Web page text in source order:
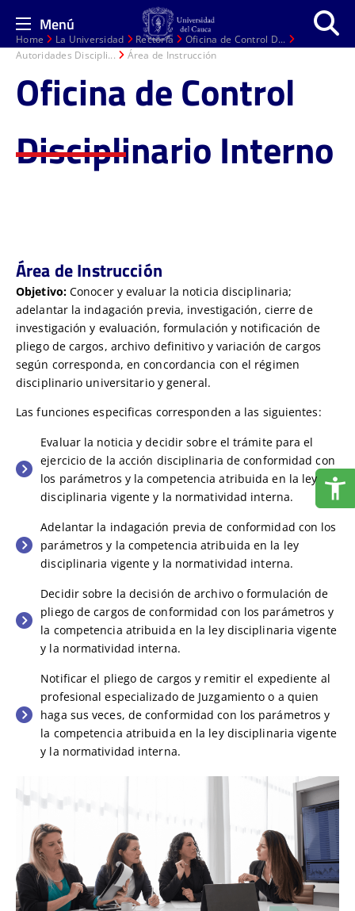
Menú
Home La Universidad Rectoría
Oficina de Control D...
Autoridades Discipli...
Área de Instrucción
Oficina de Control
Disciplinario Interno
Área de Instrucción
Objetivo:Conocer y evaluar la noticia disciplinaria;
adelantar la indagación previa, investigación, cierre de
investigación y evaluación, formulación y notificación de
pliego de cargos, archivo definitivo y variación de cargos
según corresponda, en concordancia con el régimen
disciplinario universitario y general.
Las funciones especificas corresponden a las siguientes:
Evaluar la noticia y decidir sobre el trámite para el
ejercicio de la acción disciplinaria de conformidad con
los parámetros y la competencia atribuida en la ley
disciplinaria vigente y la normatividad interna.
Adelantar la indagación previa de conformidad con los
parámetros y la competencia atribuida en la ley
disciplinaria vigente y la normatividad interna.
Decidir sobre la decisión de archivo o formulación de
pliego de cargos de conformidad con los parámetros y
la competencia atribuida en la ley disciplinaria vigente
y la normatividad interna.
Notificar el pliego de cargos y remitir el expediente al
profesional especializado de Juzgamiento o a quien
haga sus veces, de conformidad con los parámetros y
la competencia atribuida en la ley disciplinaria vigente
y la normatividad interna.